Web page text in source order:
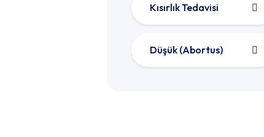
Kısırlık Tedavisi
Düşük (Abortus)